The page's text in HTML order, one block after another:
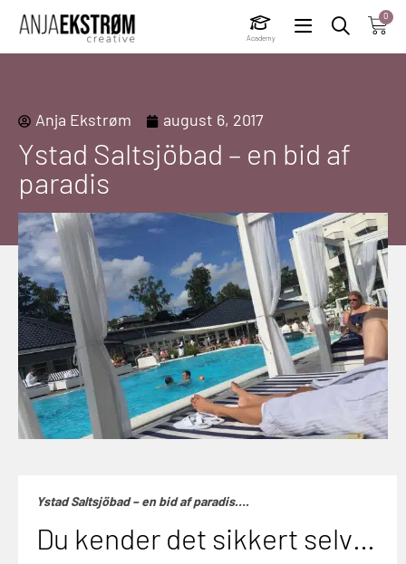
Academy
0
Anja Ekstrøm august 6, 2017
Ystad Saltsjöbad – en bid af
paradis
Ystad Saltsjöbad – en bid af paradis….
Du kender det sikkert selv…